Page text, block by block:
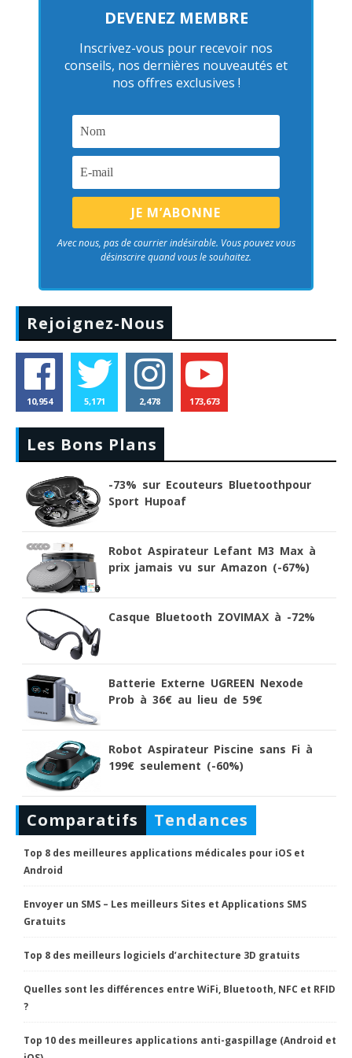
DEVENEZ MEMBRE
Inscrivez-vous pour recevoir nos
conseils, nos dernières nouveautés et
nos offres exclusives !
Avec nous, pas de courrier indésirable. Vous pouvez vous
désinscrire quand vous le souhaitez.
Rejoignez-Nous
10,954 5,171 2,478 173,673
Les Bons Plans
-73% sur Ecouteurs Bluetoothpour
Sport Hupoaf
Robot Aspirateur Lefant M3 Max à
prix jamais vu sur Amazon (-67%)
Casque Bluetooth ZOVIMAX à -72%
Batterie Externe UGREEN Nexode
Prob à 36€ au lieu de 59€
Robot Aspirateur Piscine sans Fi à
199€ seulement (-60%)
Comparatifs Tendances
Top 8 des meilleures applications médicales pour iOS et
Android
Envoyer un SMS – Les meilleurs Sites et Applications SMS
Gratuits
Top 8 des meilleurs logiciels d’architecture 3D gratuits
Quelles sont les différences entre WiFi, Bluetooth, NFC et RFID
?
Top 10 des meilleures applications anti-gaspillage (Android et